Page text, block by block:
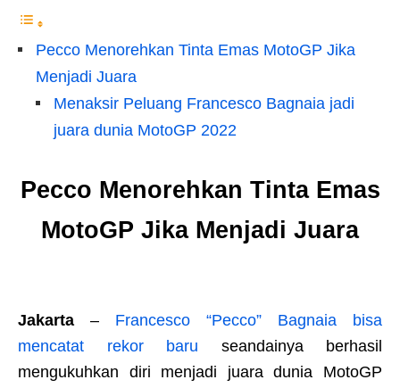
Pecco Menorehkan Tinta Emas MotoGP Jika
Menjadi Juara
Menaksir Peluang Francesco Bagnaia jadi
juara dunia MotoGP 2022
Pecco Menorehkan Tinta Emas
MotoGP Jika Menjadi Juara
Jakarta – Francesco “Pecco” Bagnaia bisa
mencatat rekor baru seandainya berhasil
mengukuhkan diri menjadi juara dunia MotoGP